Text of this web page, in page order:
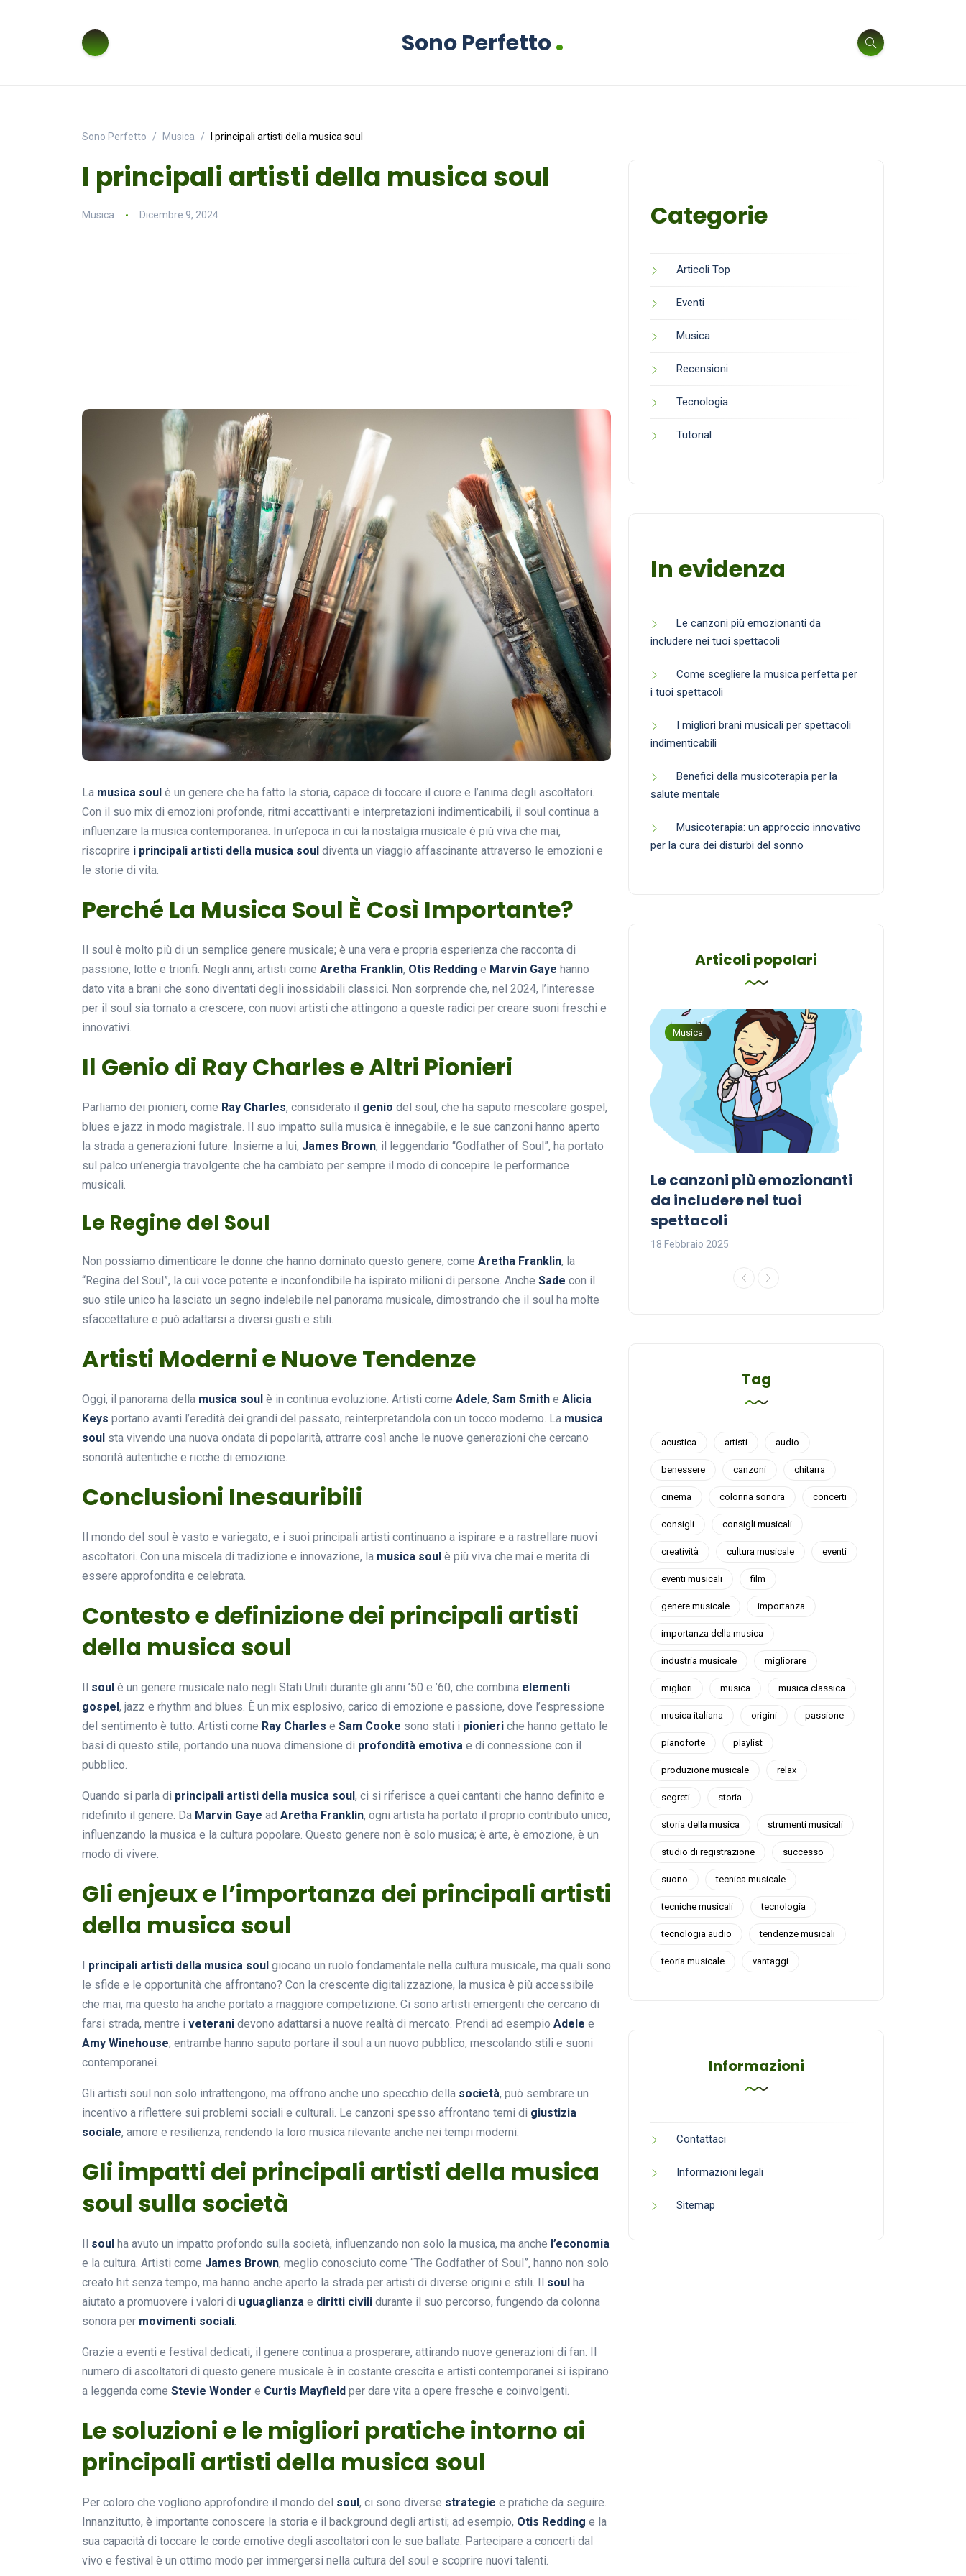
Sono Perfetto.
Sono Perfetto Musica I principali artisti della musica soul
I principali artisti della musica soul
Musica Dicembre 9, 2024
La musica soul è un genere che ha fatto la storia, capace di toccare il cuore e l’anima degli ascoltatori.
Con il suo mix di emozioni profonde, ritmi accattivanti e interpretazioni indimenticabili, il soul continua a
influenzare la musica contemporanea. In un’epoca in cui la nostalgia musicale è più viva che mai,
riscoprire i principali artisti della musica soul diventa un viaggio affascinante attraverso le emozioni e
le storie di vita.
Perché La Musica Soul È Così Importante?
Il soul è molto più di un semplice genere musicale; è una vera e propria esperienza che racconta di
passione, lotte e trionfi. Negli anni, artisti come Aretha Franklin, Otis Redding e Marvin Gaye hanno
dato vita a brani che sono diventati degli inossidabili classici. Non sorprende che, nel 2024, l’interesse
per il soul sia tornato a crescere, con nuovi artisti che attingono a queste radici per creare suoni freschi e
innovativi.
Il Genio di Ray Charles e Altri Pionieri
Parliamo dei pionieri, come Ray Charles, considerato il genio del soul, che ha saputo mescolare gospel,
blues e jazz in modo magistrale. Il suo impatto sulla musica è innegabile, e le sue canzoni hanno aperto
la strada a generazioni future. Insieme a lui, James Brown, il leggendario “Godfather of Soul”, ha portato
sul palco un’energia travolgente che ha cambiato per sempre il modo di concepire le performance
musicali.
Le Regine del Soul
Non possiamo dimenticare le donne che hanno dominato questo genere, come Aretha Franklin, la
“Regina del Soul”, la cui voce potente e inconfondibile ha ispirato milioni di persone. Anche Sade con il
suo stile unico ha lasciato un segno indelebile nel panorama musicale, dimostrando che il soul ha molte
sfaccettature e può adattarsi a diversi gusti e stili.
Artisti Moderni e Nuove Tendenze
Oggi, il panorama della musica soul è in continua evoluzione. Artisti come Adele, Sam Smith e Alicia
Keys portano avanti l’eredità dei grandi del passato, reinterpretandola con un tocco moderno. La musica
soul sta vivendo una nuova ondata di popolarità, attrarre così anche le nuove generazioni che cercano
sonorità autentiche e ricche di emozione.
Conclusioni Inesauribili
Il mondo del soul è vasto e variegato, e i suoi principali artisti continuano a ispirare e a rastrellare nuovi
ascoltatori. Con una miscela di tradizione e innovazione, la musica soul è più viva che mai e merita di
essere approfondita e celebrata.
Contesto e definizione dei principali artisti
della musica soul
soul è un genere musicale nato negli Stati Uniti durante gli anni ’50 e ’60, che combina elementi
gospel , jazz e rhythm and blues. È un mix esplosivo, carico di emozione e passione, dove l’espressione
del sentimento è tutto. Artisti come Ray Charles e Sam Cooke sono stati i pionieri che hanno gettato le
basi di questo stile, portando una nuova dimensione di profondità emotiva e di connessione con il
pubblico.
Quando si parla di principali artisti della musica soul , ci si riferisce a quei cantanti che hanno definito e
ridefinito il genere. Da Marvin Gaye ad Aretha Franklin, ogni artista ha portato il proprio contributo unico,
influenzando la musica e la cultura popolare. Questo genere non è solo musica; è arte, è emozione, è un
modo di vivere.
Gli enjeux e l’importanza dei principali artisti
della musica soul
principali artisti della musica soul giocano un ruolo fondamentale nella cultura musicale, ma quali sono
le sfide e le opportunità che affrontano? Con la crescente digitalizzazione, la musica è più accessibile
che mai, ma questo ha anche portato a maggiore competizione. Ci sono artisti emergenti che cercano di
farsi strada, mentre i veterani devono adattarsi a nuove realtà di mercato. Prendi ad esempio Adele e
Amy Winehouse; entrambe hanno saputo portare il soul a un nuovo pubblico, mescolando stili e suoni
contemporanei.
Gli artisti soul non solo intrattengono, ma offrono anche uno specchio della società, può sembrare un
incentivo a riflettere sui problemi sociali e culturali. Le canzoni spesso affrontano temi di giustizia
sociale, amore e resilienza, rendendo la loro musica rilevante anche nei tempi moderni.
Gli impatti dei principali artisti della musica
soul sulla società
soul ha avuto un impatto profondo sulla società, influenzando non solo la musica, ma anche l’economia
e la cultura. Artisti come James Brown, meglio conosciuto come “The Godfather of Soul”, hanno non solo
creato hit senza tempo, ma hanno anche aperto la strada per artisti di diverse origini e stili. Il soul ha
aiutato a promuovere i valori di uguaglianza e diritti civili durante il suo percorso, fungendo da colonna
sonora per movimenti sociali.
Grazie a eventi e festival dedicati, il genere continua a prosperare, attirando nuove generazioni di fan. Il
numero di ascoltatori di questo genere musicale è in costante crescita e artisti contemporanei si ispirano
a leggenda come Stevie Wonder e Curtis Mayfield per dare vita a opere fresche e coinvolgenti.
Le soluzioni e le migliori pratiche intorno ai
principali artisti della musica soul
Per coloro che vogliono approfondire il mondo del soul , ci sono diverse strategie e pratiche da seguire.
Innanzitutto, è importante conoscere la storia e il background degli artisti; ad esempio, Otis Redding e la
sua capacità di toccare le corde emotive degli ascoltatori con le sue ballate. Partecipare a concerti dal
vivo e festival è un ottimo modo per immergersi nella cultura del soul e scoprire nuovi talenti.
Categorie
Articoli Top
Eventi
Musica
Recensioni
Tecnologia
Tutorial
In evidenza
Le canzoni più emozionanti da
includere nei tuoi spettacoli
Come scegliere la musica perfetta per
i tuoi spettacoli
I migliori brani musicali per spettacoli
indimenticabili
Benefici della musicoterapia per la
salute mentale
Musicoterapia: un approccio innovativo
per la cura dei disturbi del sonno
Articoli popolari
Musica
Le canzoni più emozionanti
da includere nei tuoi
spettacoli
18 Febbraio 2025
Tag
acustica artisti audio
benessere canzoni chitarra
cinema colonna sonora concerti
consigli consigli musicali
creatività cultura musicale eventi
eventi musicali film
genere musicale importanza
importanza della musica
industria musicale migliorare
migliori musica musica classica
musica italiana origini passione
pianoforte playlist
produzione musicale relax
segreti storia
storia della musica strumenti musicali
studio di registrazione successo
suono tecnica musicale
tecniche musicali tecnologia
tecnologia audio tendenze musicali
teoria musicale vantaggi
Informazioni
Contattaci
Informazioni legali
Sitemap